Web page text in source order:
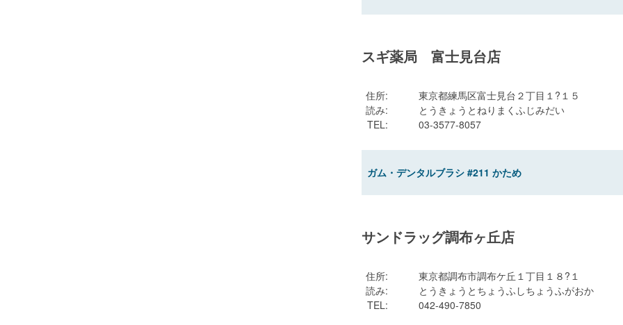
スギ薬局 富士見台店
住所:
東京都練馬区富士見台２丁目１?１５
読み:
とうきょうとねりまくふじみだい
TEL: 03-3577-8057
ガム・デンタルブラシ #211 かため
サンドラッグ調布ヶ丘店
住所:
東京都調布市調布ケ丘１丁目１８?１
読み:
とうきょうとちょうふしちょうふがおか
TEL: 042-490-7850